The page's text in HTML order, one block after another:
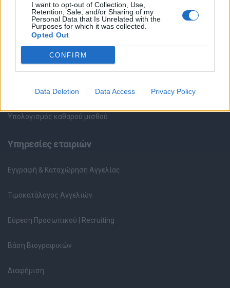
I want to opt-out of Collection, Use,
Retention, Sale, and/or Sharing of my
Personal Data that Is Unrelated with the
Purposes for which it was collected.
Opted Out
CONFIRM
Data Deletion Data Access Privacy Policy
Συμβουλές Καριέρας
HR corner
Περιγραφές Θέσεων Εργασίας
Ερωτήσεις συνεντεύξεων
Υπολογισμός καθαρού μισθού
Υπηρεσίες εταιριών
Εγγραφή & Καταχώρηση Αγγελίας
Τιμοκατάλογος Αγγελιών
Εύρεση Προσωπικού | Recruiting
Βάση Βιογραφικών
Διαφήμιση